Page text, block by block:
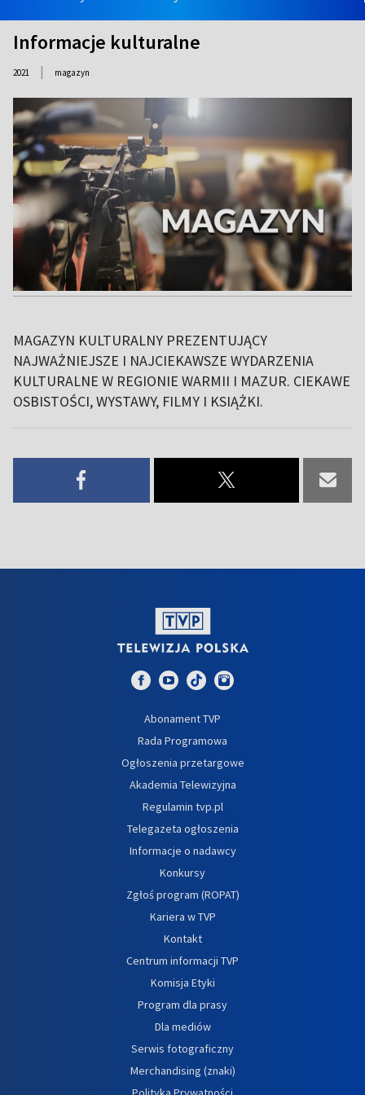
Informacje kulturalne
2021 | magazyn
MAGAZYN KULTURALNY PREZENTUJĄCY
NAJWAŻNIEJSZE I NAJCIEKAWSZE WYDARZENIA
KULTURALNE W REGIONIE WARMII I MAZUR. CIEKAWE
OSBISTOŚCI, WYSTAWY, FILMY I KSIĄŻKI.
Abonament TVP
Rada Programowa
Ogłoszenia przetargowe
Akademia Telewizyjna
Regulamin tvp.pl
Telegazeta ogłoszenia
Informacje o nadawcy
Konkursy
Zgłoś program (ROPAT)
Kariera w TVP
Kontakt
Centrum informacji TVP
Komisja Etyki
Program dla prasy
Dla mediów
Serwis fotograficzny
Merchandising (znaki)